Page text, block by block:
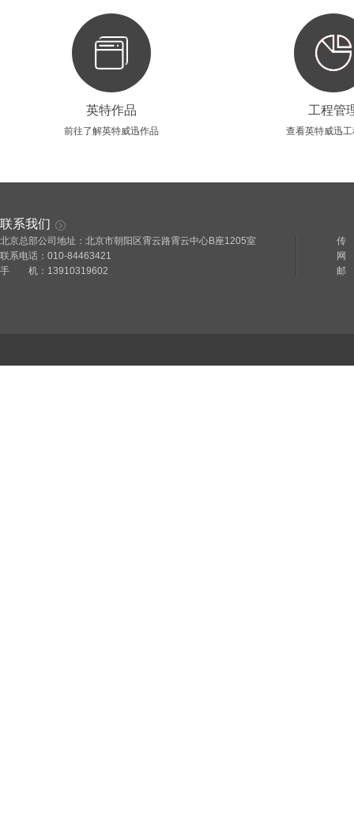
英特作品
前往了解英特威迅作品
工程管
查看英特威迅
联系我们
北京总部公司地址：北京市朝阳区霄云路霄云中心B座1205室
联系电话：010-84463421
手 机：13910319602
传
网
邮